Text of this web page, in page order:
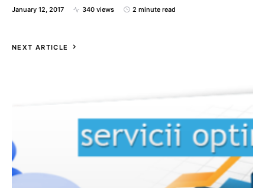
January 12, 2017 340 views 2 minute read
NEXT ARTICLE